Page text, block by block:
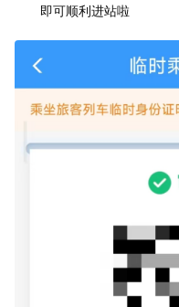
即可顺利进站啦